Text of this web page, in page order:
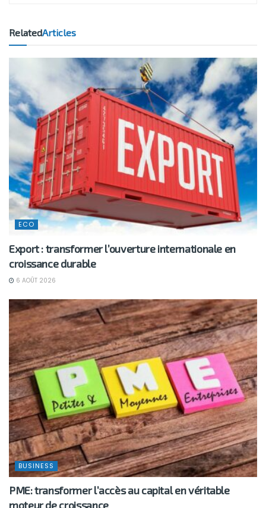
RelatedArticles
ECO
Export : transformer l’ouverture internationale en
croissance durable
6 AOÛT 2026
BUSINESS
PME: transformer l’accès au capital en véritable
moteur de croissance